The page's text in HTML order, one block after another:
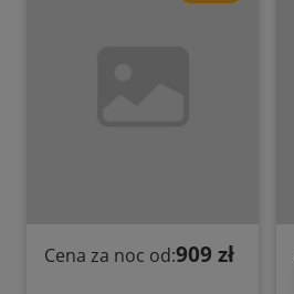
Cena za noc od:909 zł